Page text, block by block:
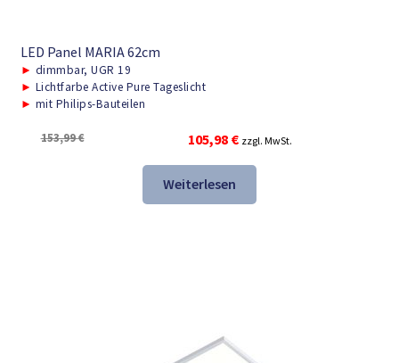
LED Panel MARIA 62cm
► dimmbar, UGR 19
► Lichtfarbe Active Pure Tageslicht
► mit Philips-Bauteilen
153,99€
Ursprünglicher
war:
153,99 €
105,98 €Aktueller
105,98 €.
zzgl. MwSt.
Weiterlesen